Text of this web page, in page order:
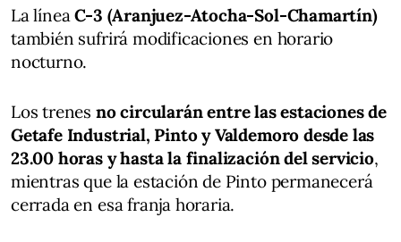
La líneaC-3 (Aranjuez-Atocha-Sol-Chamartín)
también sufrirá modificaciones en horario
nocturno.
Los trenes no circularán entre las estaciones de
Getafe Industrial, Pinto y Valdemoro desde las
23.00 horas y hasta la finalización del servicio,
mientras que la estación de Pinto permanecerá
cerrada en esa franja horaria.